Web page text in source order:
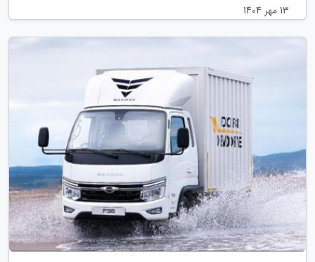
13 مهر 1404